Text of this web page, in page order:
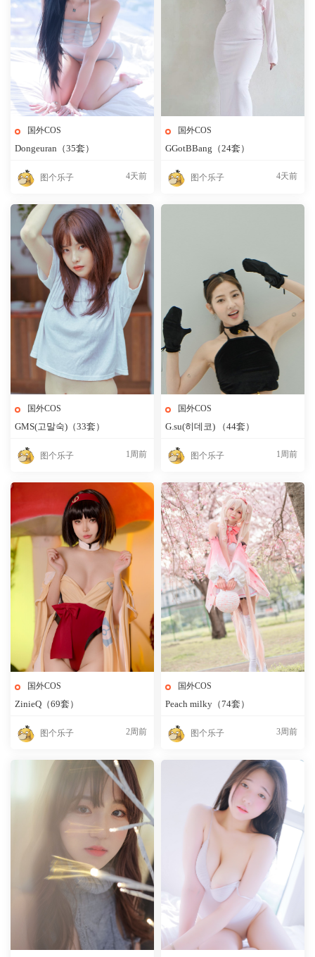
国外COS
Dongeuran（35套）
图个乐子 4天前
国外COS
GGotBBang（24套）
图个乐子 4天前
国外COS
GMS(고말숙)（33套）
图个乐子 1周前
国外COS
G.su(히데코) （44套）
图个乐子 1周前
国外COS
ZinieQ（69套）
图个乐子 2周前
国外COS
Peach milky（74套）
图个乐子 3周前